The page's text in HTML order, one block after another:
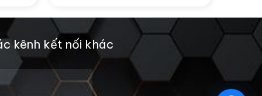
kênh kết nối khác